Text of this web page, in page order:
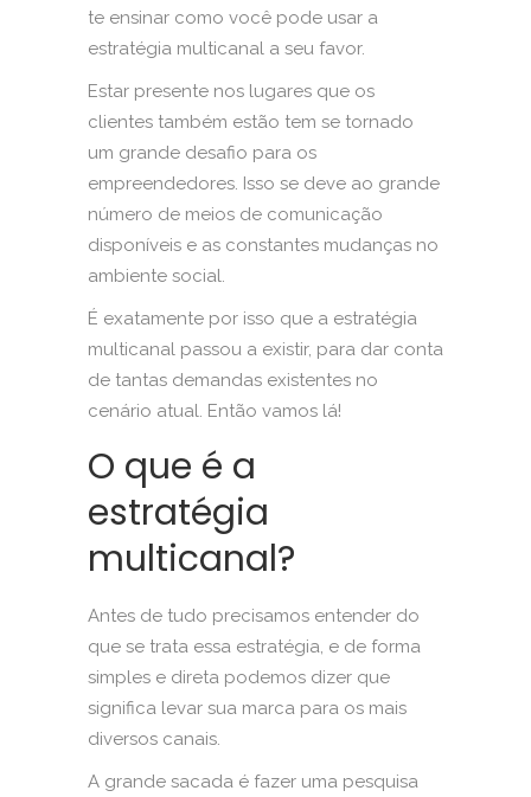
te ensinar como você pode usar a
estratégia multicanal a seu favor.
Estar presente nos lugares que os
clientes também estão tem se tornado
um grande desafio para os
empreendedores. Isso se deve ao grande
número de meios de comunicação
disponíveis e as constantes mudanças no
ambiente social.
É exatamente por isso que a estratégia
multicanal passou a existir, para dar conta
de tantas demandas existentes no
cenário atual. Então vamos lá!
O que é a
estratégia
multicanal?
Antes de tudo precisamos entender do
que se trata essa estratégia, e de forma
simples e direta podemos dizer que
significa levar sua marca para os mais
diversos canais.
A grande sacada é fazer uma pesquisa